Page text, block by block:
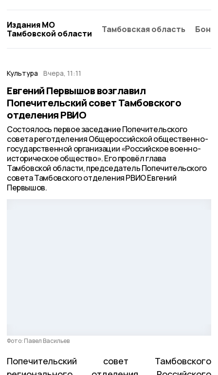
Издания МО
Тамбовской области
Тамбовская область
Культура Вчера, 11:11
Евгений Первышов возглавил
Попечительский совет Тамбовского
отделения РВИО
Состоялось первое заседание Попечительского
совета реготделения Общероссийской общественно-
государственной организации «Российское военно-
историческое общество». Его провёл глава
Тамбовской области, председатель Попечительского
совета Тамбовского отделения РВИО Евгений
Первышов.
Фото: Павел Васильев
Попечительский совет Тамбовского